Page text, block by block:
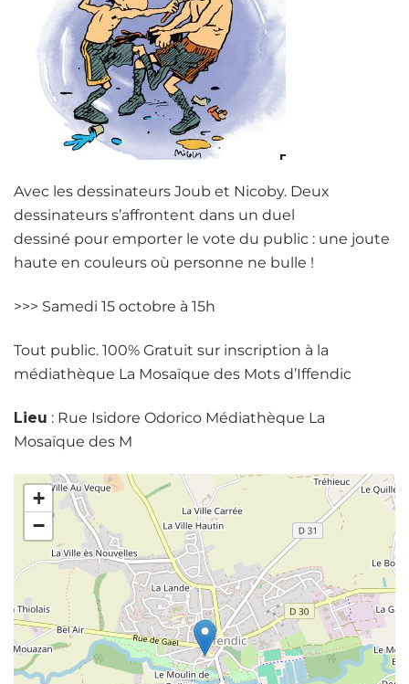
Avec les dessinateurs Joub et Nicoby. Deux
dessinateurs s’affrontent dans un duel
dessiné pour emporter le vote du public : une joute
haute en couleurs où personne ne bulle !
>>> Samedi 15 octobre à 15h
Tout public. 100% Gratuit sur inscription à la
médiathèque La Mosaïque des Mots d’Iffendic
Lieu : Rue Isidore Odorico Médiathèque La
Mosaïque des M
+
−